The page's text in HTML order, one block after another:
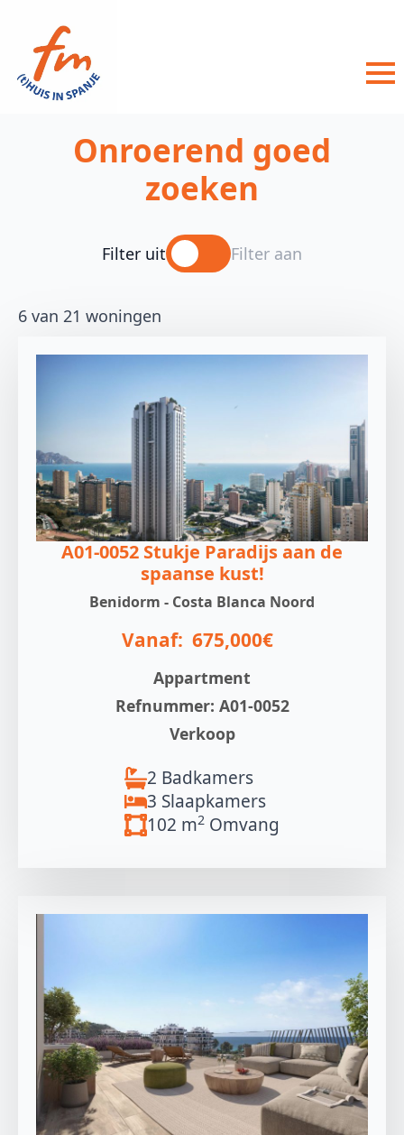
Onroerend goed
zoeken
Filter uit Filter aan
6 van 21 woningen
A01-0052 Stukje Paradijs aan de
spaanse kust!
Benidorm - Costa Blanca Noord
Vanaf: 675,000€
Appartment
Refnummer: A01-0052
Verkoop
2 Badkamers
3 Slaapkamers
102 m2 Omvang